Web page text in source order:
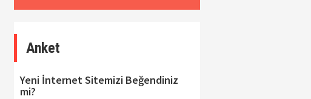
Anket
Yeni İnternet Sitemizi Beğendiniz
mi?